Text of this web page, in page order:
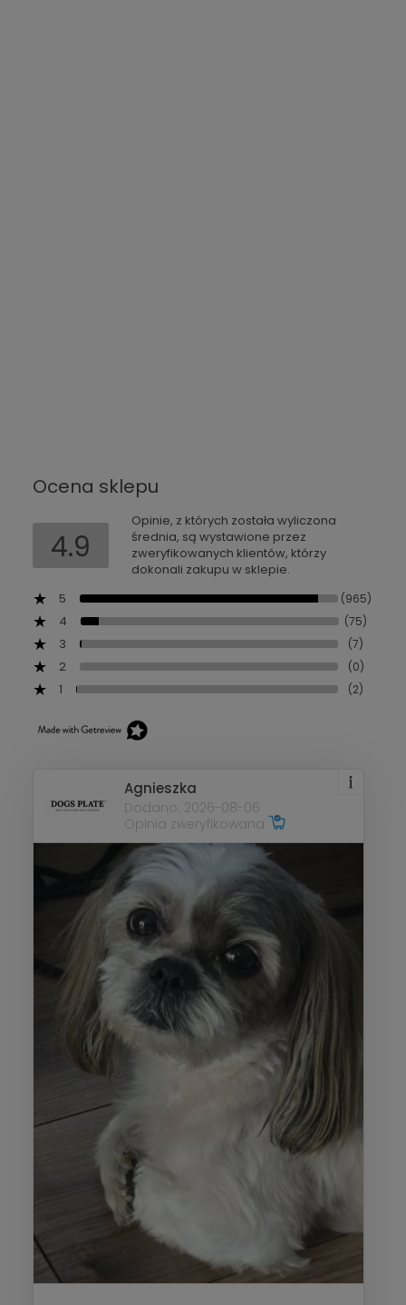
Ocena sklepu
4.9
Opinie, z których została wyliczona
średnia, są wystawione przez
zweryfikowanych klientów, którzy
dokonali zakupu w sklepie.
5
(965)
4 (75)
3 (7)
2 (0)
1 (2)
Agnieszka
Dodano: 2026-08-06
Opinia zweryfikowana